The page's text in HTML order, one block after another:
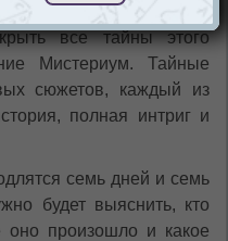
головоломки, которую
все тайны этого
Мистериум. Тайные
сюжетов, каждый из
полная интриг и
семь дней и семь
будет выяснить, кто
оно произошло и какое